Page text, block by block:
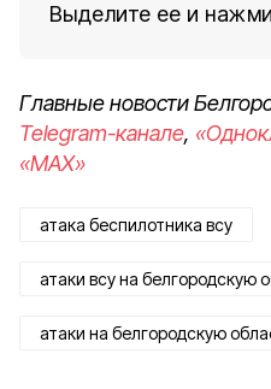
Выделите ее и
Главные новости
Telegram-канале,
«MAX»
атака беспилотника всу
атаки всу на белгородскую
атаки на белгородскую